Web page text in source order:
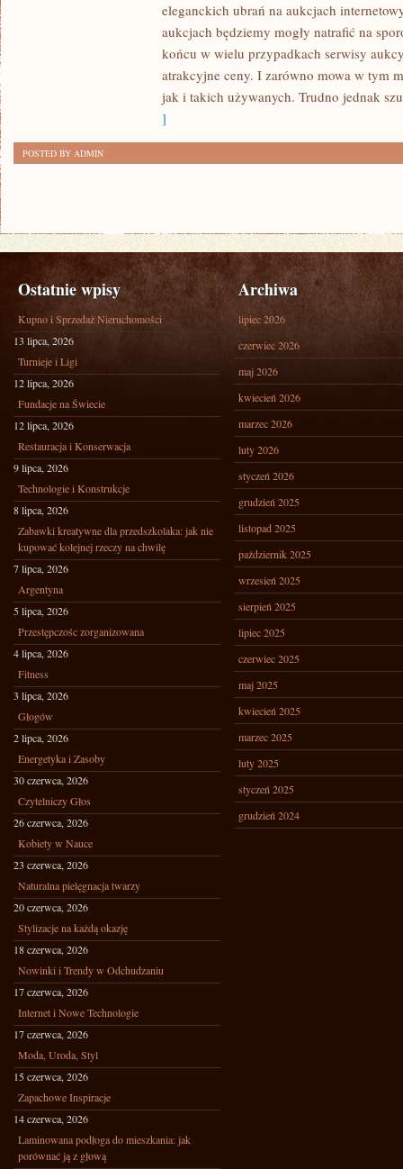
WIELU
NAJWAŻNIEJSZYM,
TEŻ
JEDNYM
eleganckich ubrań na aukcjach
aukcjach będziemy mogły natrafić na
końcu w wielu przypadkach serwisy
atrakcyjne ceny. I zarówno mowa w tym
jak i takich używanych. Trudno jednak
]
POSTED BY ADMIN
Ostatnie wpisy
Kupno i Sprzedaż Nieruchomości
13 lipca, 2026
Turnieje i Ligi
12 lipca, 2026
Fundacje na Świecie
12 lipca, 2026
Restauracja i Konserwacja
9 lipca, 2026
Technologie i Konstrukcje
8 lipca, 2026
Zabawki kreatywne dla przedszkolaka: jak nie
kupować kolejnej rzeczy na chwilę
7 lipca, 2026
Argentyna
5 lipca, 2026
Przestępczośc zorganizowana
4 lipca, 2026
Fitness
3 lipca, 2026
Głogów
2 lipca, 2026
Energetyka i Zasoby
30 czerwca, 2026
Czytelniczy Głos
26 czerwca, 2026
Kobiety w Nauce
23 czerwca, 2026
Naturalna pielęgnacja twarzy
20 czerwca, 2026
Stylizacje na każdą okazję
18 czerwca, 2026
Nowinki i Trendy w Odchudzaniu
17 czerwca, 2026
Internet i Nowe Technologie
17 czerwca, 2026
Moda, Uroda, Styl
15 czerwca, 2026
Zapachowe Inspiracje
14 czerwca, 2026
Laminowana podłoga do mieszkania: jak
porównać ją z głową
Archiwa
lipiec 2026
czerwiec 2026
maj 2026
kwiecień 2026
marzec 2026
luty 2026
styczeń 2026
grudzień 2025
listopad 2025
październik 2025
wrzesień 2025
sierpień 2025
lipiec 2025
czerwiec 2025
maj 2025
kwiecień 2025
marzec 2025
luty 2025
styczeń 2025
grudzień 2024